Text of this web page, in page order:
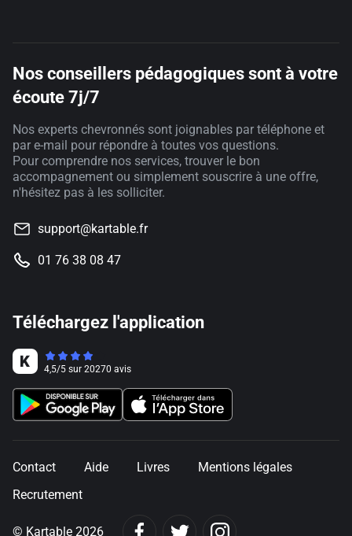
Nos conseillers pédagogiques sont à votre
écoute 7j/7
Nos experts chevronnés sont joignables par téléphone et
par e-mail pour répondre à toutes vos questions.
Pour comprendre nos services, trouver le bon
accompagnement ou simplement souscrire à une offre,
n'hésitez pas à les solliciter.
support@kartable.fr
01 76 38 08 47
Téléchargez l'application
4,5/5 sur 20270 avis
Contact Aide Livres
Mentions légales
Recrutement
© Kartable 2026